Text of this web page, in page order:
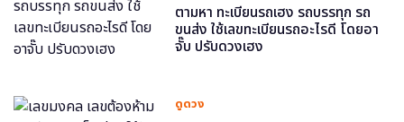
ตามหา ทะเบียนรถเฮง รถบรรทุก รถ
ขนส่ง ใช้เลขทะเบียนรถอะไรดี โดยอา
จั๊บ ปรับดวงเฮง
ดูดวง